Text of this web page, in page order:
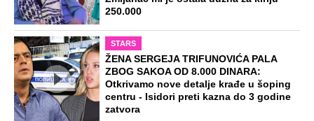
250.000
STARS
ŽENA SERGEJA TRIFUNOVIĆA PALA
ZBOG SAKOA OD 8.000 DINARA:
Otkrivamo nove detalje krađe u šoping
centru - Isidori preti kazna do 3 godine
zatvora